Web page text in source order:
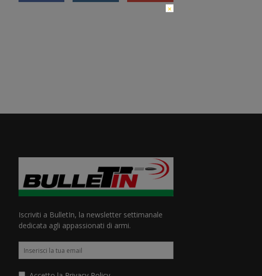
Iscriviti a BulletIn, la newsletter settimanale
dedicata agli appassionati di armi.
×